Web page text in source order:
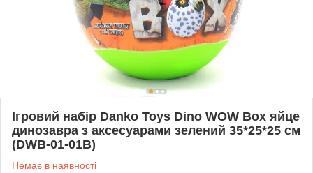
Ігровий набір Danko Toys Dino WOW Box яйце
динозавра з аксесуарами зелений 35*25*25 см
(DWB-01-01B)
Немає в наявності